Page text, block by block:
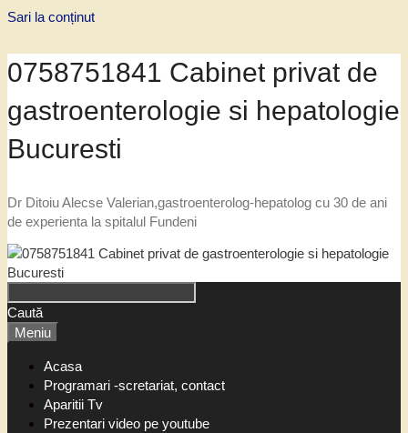
Sari la conținut
0758751841 Cabinet privat de
gastroenterologie si hepatologie
Bucuresti
Dr Ditoiu Alecse Valerian,gastroenterolog-hepatolog cu 30 de ani
de experienta la spitalul Fundeni
Caută
Meniu
Acasa
Programari -scretariat, contact
Aparitii Tv
Prezentari video pe youtube